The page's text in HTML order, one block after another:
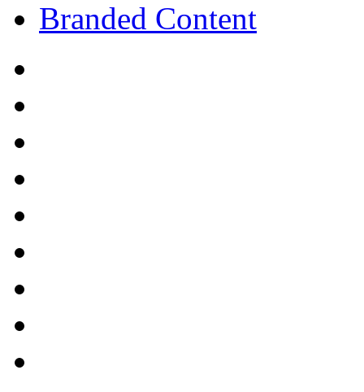
Branded Content